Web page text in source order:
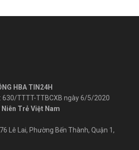
HBA TIN24H
630/TTTT-TTBCXB ngày 6/5/2020
Niên Trẻ Việt Nam
Lê Lai, Phường Bến Thành, Quận 1,